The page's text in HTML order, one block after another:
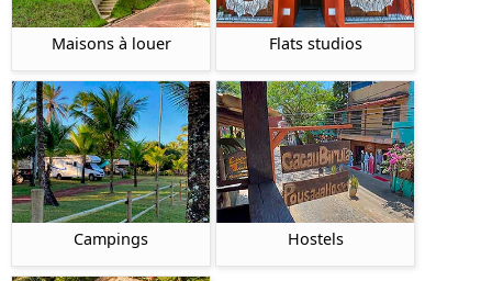
Maisons à louer Flats studios
Campings Hostels